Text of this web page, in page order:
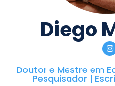
Diego
Doutor e Mestre em
Pesquisador |